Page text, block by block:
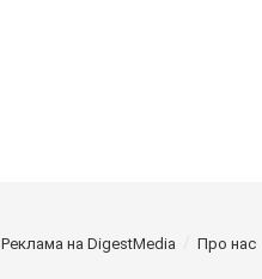
Реклама на DigestMedia Про нас